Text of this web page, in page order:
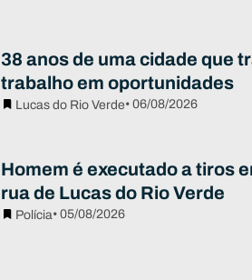
38 anos de uma cidade que
trabalho em oportunidades
Lucas do Rio Verde• 06/08/2026
Homem é executado a tiros
rua de Lucas do Rio Verde
Polícia• 05/08/2026